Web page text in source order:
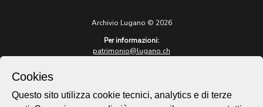
Archivio Lugano © 2026
Per informazioni:
patrimonio@lugano.ch
lugano.ch
Cookies
Questo sito utilizza cookie tecnici, analytics e di terze